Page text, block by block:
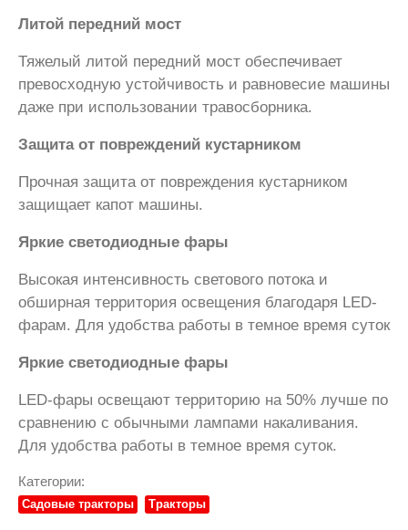
Литой передний мост
Тяжелый литой передний мост обеспечивает
превосходную устойчивость и равновесие машины
даже при использовании травосборника.
Защита от повреждений кустарником
Прочная защита от повреждения кустарником
защищает капот машины.
Яркие светодиодные фары
Высокая интенсивность светового потока и
обширная территория освещения благодаря LED-
фарам. Для удобства работы в темное время суток
Яркие светодиодные фары
LED-фары освещают территорию на 50% лучше по
сравнению с обычными лампами накаливания.
Для удобства работы в темное время суток.
Категории:
Садовые тракторы Тракторы